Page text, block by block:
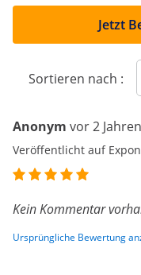
Jetzt
Sortieren nach :
Anonym vor 2 Jahren
Veröffentlicht auf
Kein Kommentar
Ursprüngliche Bewertung